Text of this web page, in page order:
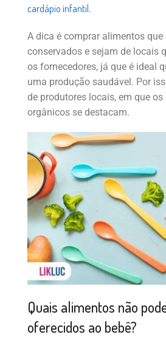
cardápio infantil.
A dica é comprar alimentos que
conservados e sejam de locais
os fornecedores, já que é ideal
uma produção saudável. Por
de produtores locais, em que
orgânicos se destacam.
Quais alimentos não
oferecidos ao bebê?